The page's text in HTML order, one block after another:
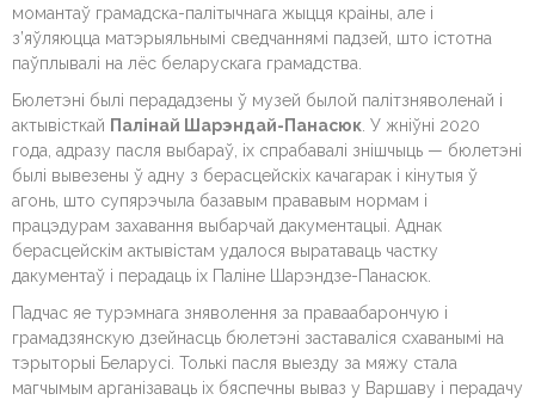
момантаў грамадска-палітычнага жыцця краіны, але і
з’яўляюцца матэрыяльнымі сведчаннямі падзей, што істотна
паўплывалі на лёс беларускага грамадства.
Бюлетэні былі перададзены ў музей былой палітзняволенай і
актывісткай Палінай Шарэндай-Панасюк . У жніўні 2020
года, адразу пасля выбараў, іх спрабавалі знішчыць — бюлетэні
былі вывезены ў адну з берасцейскіх качагарак і кінутыя ў
агонь, што супярэчыла базавым прававым нормам і
працэдурам захавання выбарчай дакументацыі. Аднак
берасцейскім актывістам удалося выратаваць частку
дакументаў і перадаць іх Паліне Шарэндзе-Панасюк.
Падчас яе турэмнага зняволення за праваабарончую і
грамадзянскую дзейнасць бюлетэні заставаліся схаванымі на
тэрыторыі Беларусі. Толькі пасля выезду за мяжу стала
магчымым арганізаваць іх бяспечны вываз у Варшаву і перадачу